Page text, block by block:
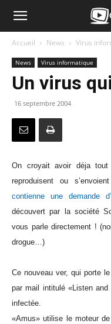
Accueil News Virus
News Virus informatique
Un virus
16 septembre 2004
On croyait avoir déja
reproduisent ou
contienne une demande
découvert par la société
vous parle directement !
drogue…)
Ce nouveau ver, qui porte
par mail intitulé «Listen
infectée.
«Amus» utilise le moteur